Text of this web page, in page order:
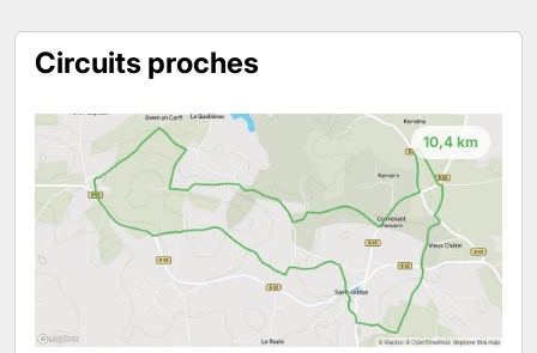
Circuits proches
10,4 km